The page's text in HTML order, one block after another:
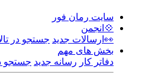
سایت رمان فور
💠انجمن
👀ارسالات جدید جستجو در
بخش های مهم
دفاتر کار رسانه جدید جستجو